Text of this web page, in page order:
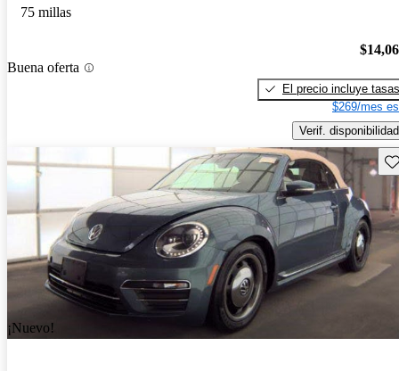
75 millas
Buena oferta
El precio incluye tasas
$269/mes
Verif. disponibilidad
¡Nuevo!